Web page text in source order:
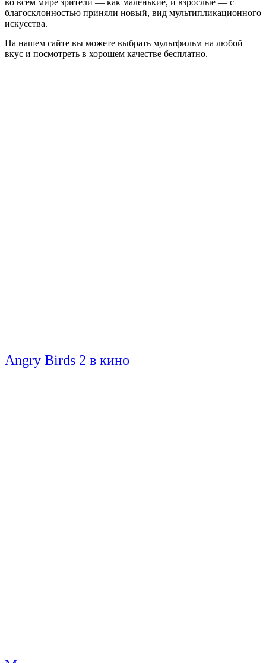
благосклонностью приняли новый, вид мультипликационного
искусства.
На нашем сайте вы можете выбрать мультфильм на любой
вкус и посмотреть в хорошем качестве бесплатно.
Angry Birds 2 в кино